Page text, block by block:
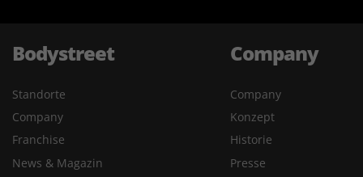
Bodystreet
Standorte
Company
Franchise
News & Magazin
Company
Company
Konzept
Historie
Presse